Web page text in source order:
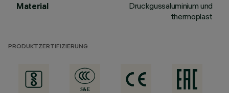
Material
Druckgussaluminium und
thermoplast
PRODUKTZERTIFIZIERUNG